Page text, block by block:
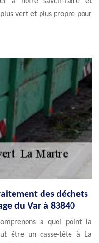
vert et plus propre pour
des déchets
du Var à 83840
à quel point la
être un casse-tête à La